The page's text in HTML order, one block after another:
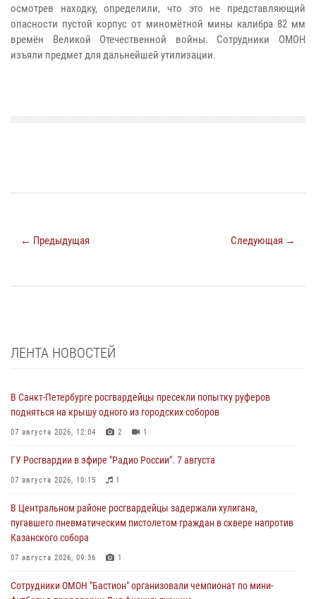
осмотрев находку, определили, что это не представляющий
опасности пустой корпус от миномётной мины калибра 82 мм
времён Великой Отечественной войны. Сотрудники ОМОН
изъяли предмет для дальнейшей утилизации.
← Предыдущая Следующая →
ЛЕНТА НОВОСТЕЙ
В Санкт-Петербурге росгвардейцы пресекли попытку руферов
подняться на крышу одного из городских соборов
07 августа 2026, 12:04 2 1
ГУ Росгвардии в эфире "Радио России". 7 августа
07 августа 2026, 10:15 1
В Центральном районе росгвардейцы задержали хулигана,
пугавшего пневматическим пистолетом граждан в сквере напротив
Казанского собора
07 августа 2026, 09:36 1
Сотрудники ОМОН "Бастион" организовали чемпионат по мини-